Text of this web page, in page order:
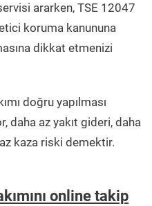
ararken, TSE 12047
koruma kanununa
dikkat etmenizi
doğru yapılması
daha az yakıt gideri, daha
kaza riski demektir.
online takip